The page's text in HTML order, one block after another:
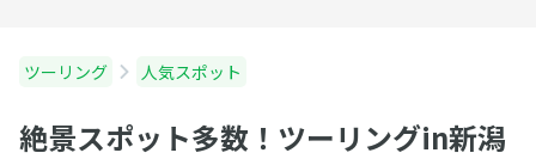
ツーリング 人気スポット
絶景スポット多数！ツーリングin新潟